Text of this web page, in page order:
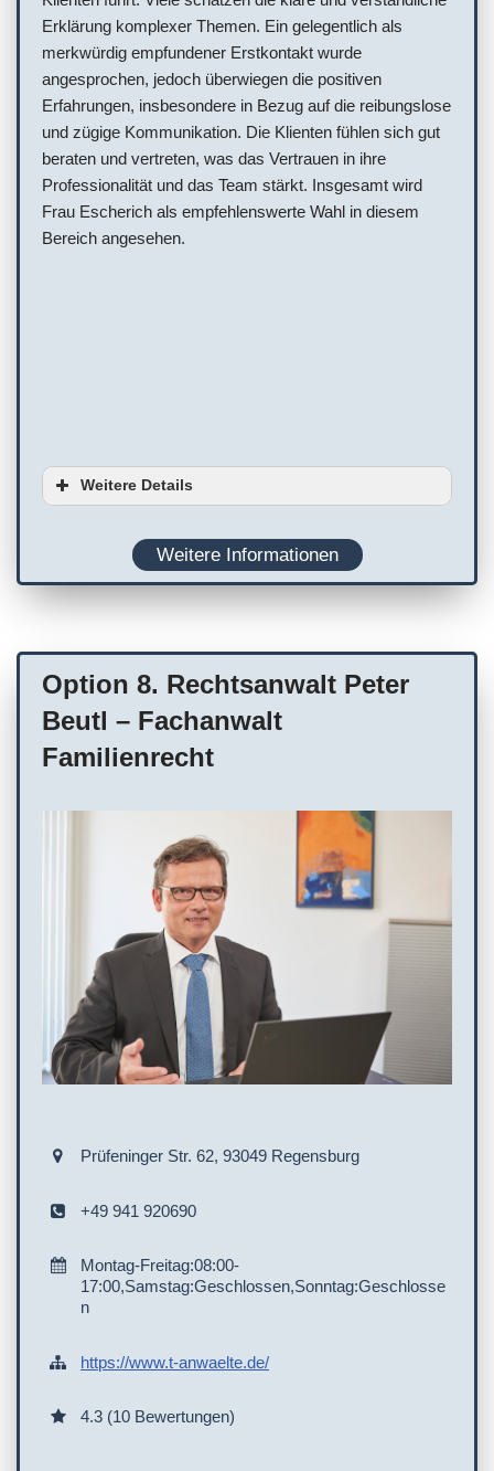
Erklärung komplexer Themen. Ein gelegentlich als
merkwürdig empfundener Erstkontakt wurde
angesprochen, jedoch überwiegen die positiven
Erfahrungen, insbesondere in Bezug auf die reibungslose
und zügige Kommunikation. Die Klienten fühlen sich gut
beraten und vertreten, was das Vertrauen in ihre
Professionalität und das Team stärkt. Insgesamt wird
Frau Escherich als empfehlenswerte Wahl in diesem
Bereich angesehen.
Weitere Details
Weitere Informationen
Option 8. Rechtsanwalt Peter
Beutl – Fachanwalt
Familienrecht
Prüfeninger Str. 62, 93049 Regensburg
+49 941 920690
Montag-Freitag:08:00-
17:00,Samstag:Geschlossen,Sonntag:Geschlosse
n
https://www.t-anwaelte.de/
4.3 (10 Bewertungen)